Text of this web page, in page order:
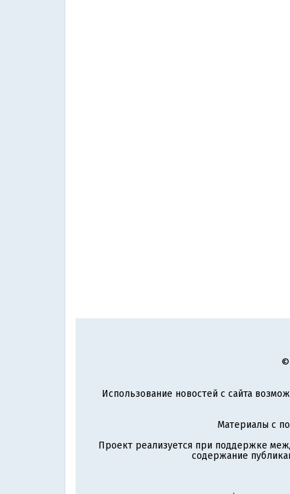
©
Использование новостей с сайта
Материалы с
Проект реализуется при поддержке
содержание